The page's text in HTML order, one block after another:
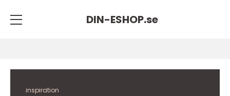
DIN-ESHOP.se
inspiration